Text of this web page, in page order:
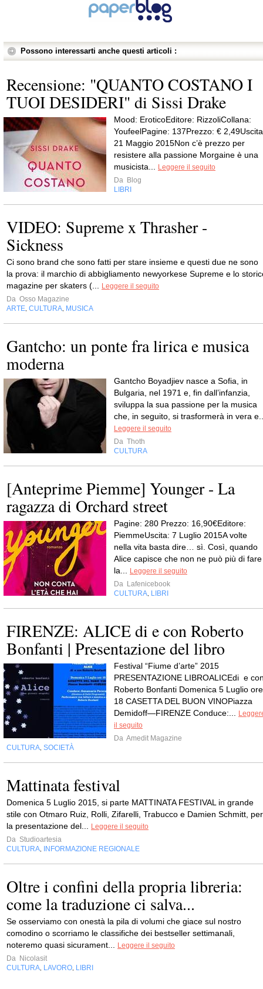
Possono interessarti anche questi articoli :
Recensione: "QUANTO COSTANO I
TUOI DESIDERI" di Sissi Drake
Mood: EroticoEditore: RizzoliCollana:
YoufeelPagine: 137Prezzo: €
21 Maggio 2015Non c’è prezzo per
resistere alla passione Morgaine è una
musicista...
Leggere il seguito
Da Blog
LIBRI
VIDEO: Supreme x Thrasher -
Sickness
Ci sono brand che sono fatti per stare insieme e questi due ne sono
la prova: il marchio di abbigliamento newyorkese Supreme e lo
magazine per skaters (...
Leggere il seguito
Da Osso Magazine
ARTE CULTURA MUSICA
Gantcho: un ponte fra lirica e musica
moderna
Gantcho Boyadjiev nasce a Sofia, in
Bulgaria, nel 1971 e, fin dall’infanzia,
sviluppa la sua passione per la musica
che, in seguito, si trasformerà in vera
Leggere il seguito
Da Thoth
CULTURA
[Anteprime Piemme] Younger - La
ragazza di Orchard street
Pagine: 280 Prezzo: 16,90€Editore:
PiemmeUscita: 7 Luglio 2015A volte
nella vita basta dire… sì. Così, quando
Alice capisce che non ne può più di fare
la...
Leggere il seguito
Da Lafenicebook
CULTURA LIBRI
FIRENZE: ALICE di e con Roberto
Bonfanti | Presentazione del libro
Festival “Fiume d’arte” 2015
PRESENTAZIONE LIBROALICEdi e
Roberto Bonfanti Domenica 5 Luglio ore
18 CASETTA DEL BUON VINOPiazza
Demidoff—FIRENZE Conduce:...
il seguito
Da Amedit Magazine
CULTURA SOCIETÀ
Mattinata festival
Domenica 5 Luglio 2015, si parte MATTINATA FESTIVAL in grande
stile con Otmaro Ruiz, Rolli, Zifarelli, Trabucco e Damien Schmitt, per
la presentazione del...
Leggere il seguito
Da Studioartesia
CULTURA
INFORMAZIONE REGIONALE
Oltre i confini della propria libreria:
come la traduzione ci salva...
Se osserviamo con onestà la pila di volumi che giace sul nostro
comodino o scorriamo le classifiche dei bestseller settimanali,
noteremo quasi sicurament...
Leggere il seguito
Da Nicolasit
CULTURA LAVORO LIBRI